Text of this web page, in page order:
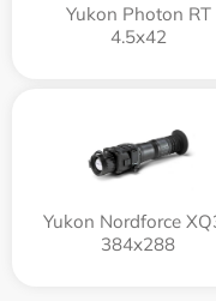
Yukon Photon RT
4.5x42
Yukon Nordforce
384x288